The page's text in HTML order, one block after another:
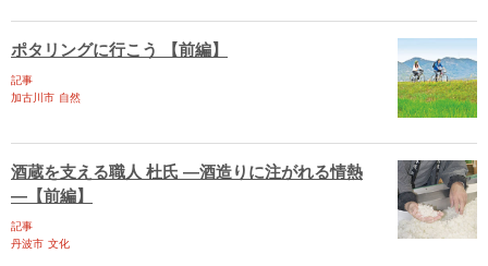
ポタリングに行こう 【前編】
記事
加古川市 自然
酒蔵を支える職人 杜氏 ―酒造りに注がれる情熱
―【前編】
記事
丹波市 文化